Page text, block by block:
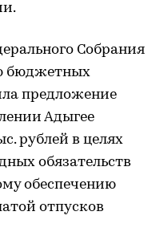
Собрания
бюджетных
предложение
Адыгее
рублей в целях
обязательств
обеспечению
отпусков